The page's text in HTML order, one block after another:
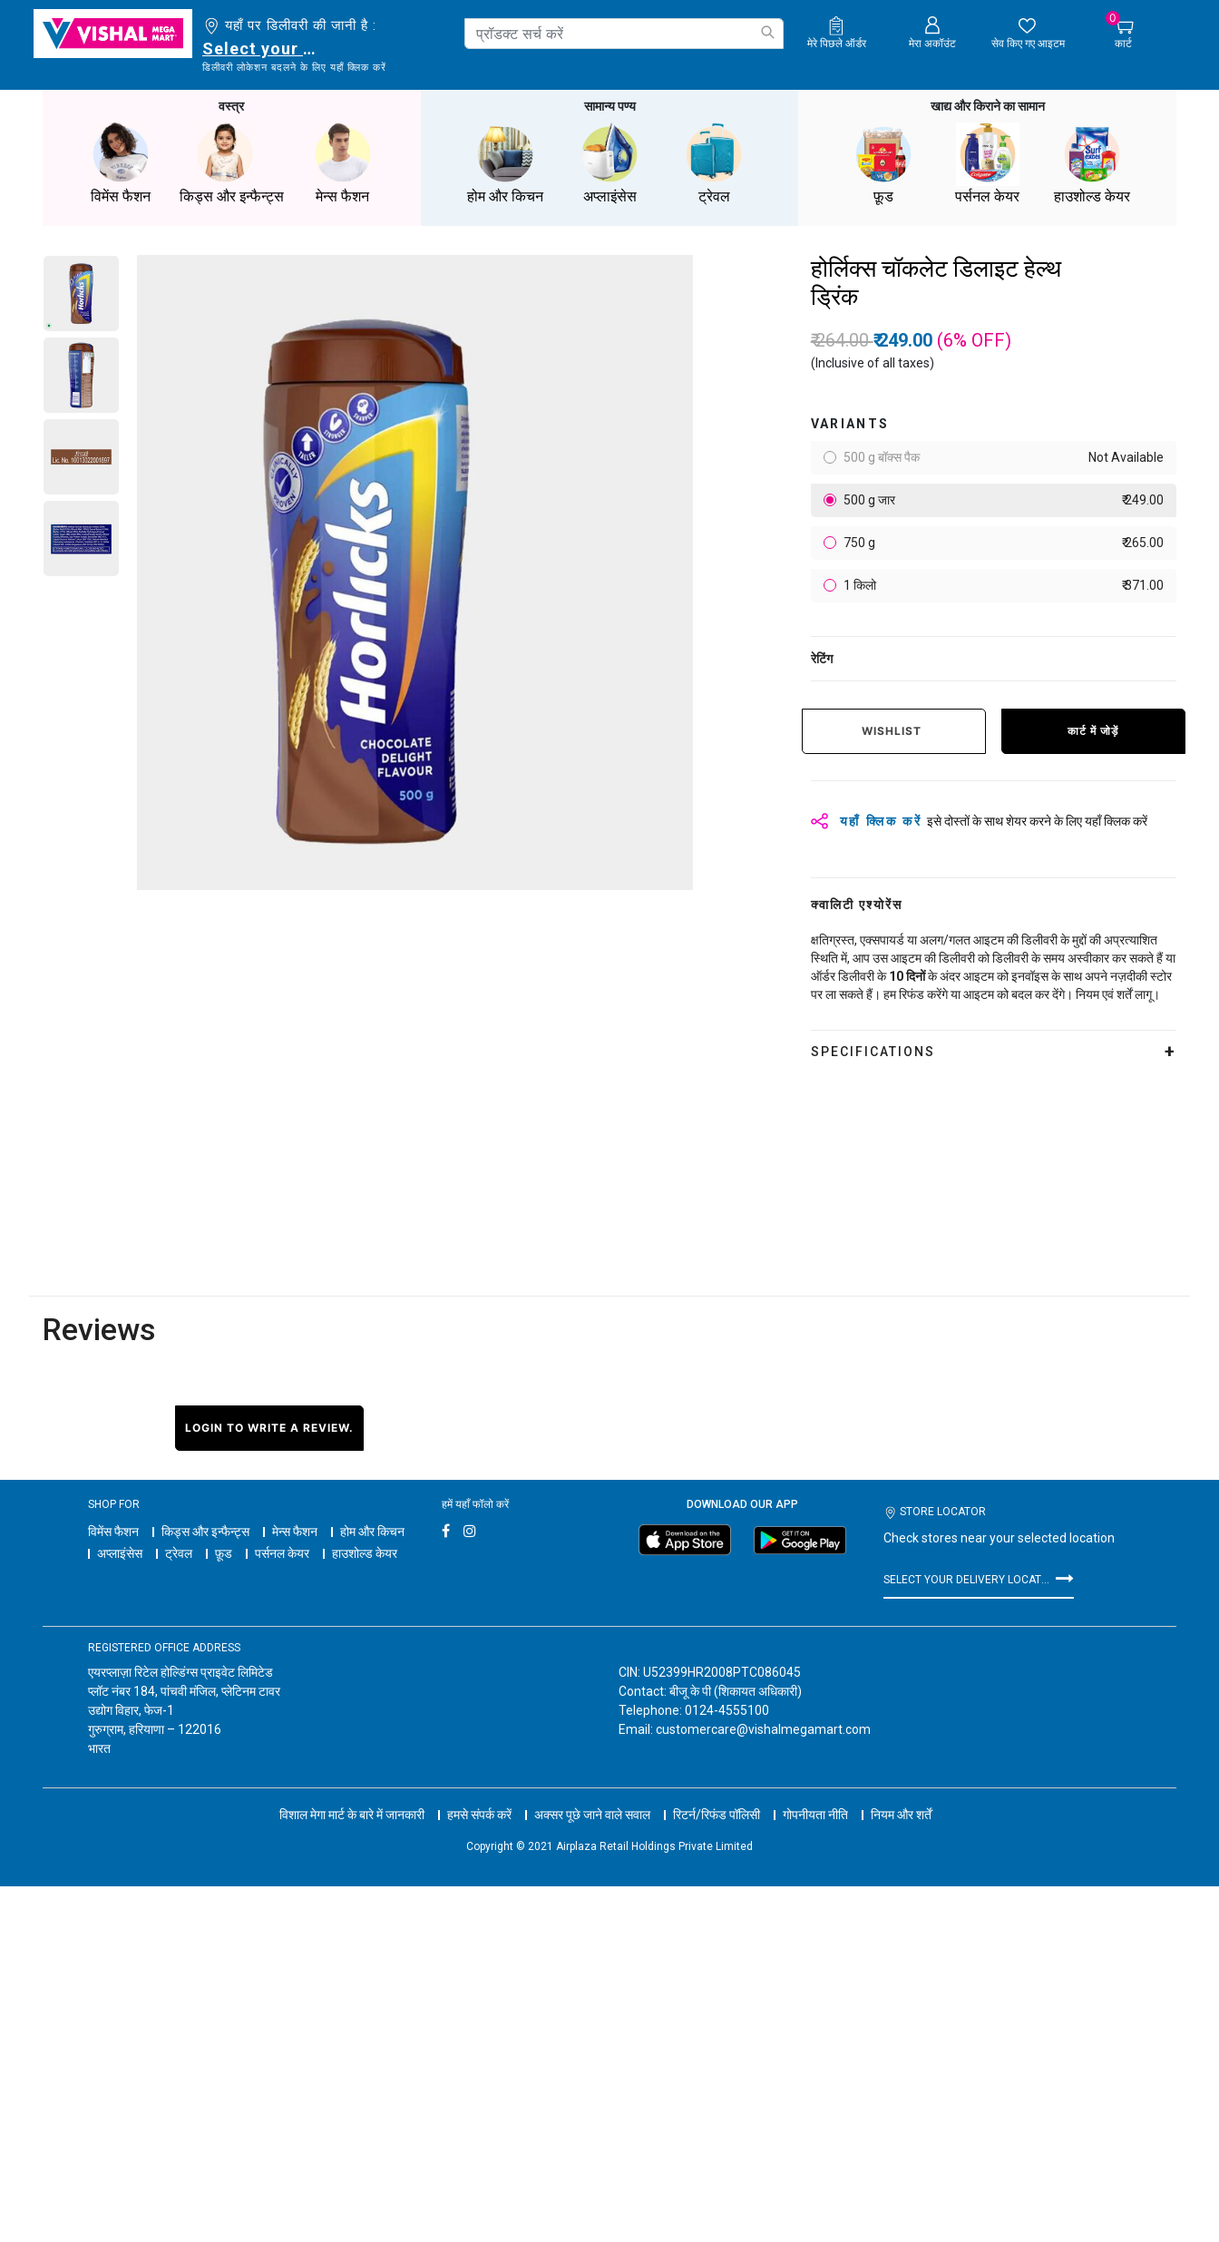
यहाँ पर डिलीवरी की जानी है :
Select your delivery location
डिलीवरी लोकेशन बदलने के लिए यहाँ क्लिक करें
मेरे पिछले ऑर्डर मेरा अकॉउंट सेव किए गए आइटम
0
कार्ट
वस्त्र
विमेंस फैशन किड्स और इन्फैन्ट्स मेन्स फैशन
सामान्य पण्य
होम और किचन अप्लाइंसेस ट्रेवल
खाद्य और किराने का सामान
फ़ूड पर्सनल केयर हाउशोल्ड केयर
होर्लिक्स चॉकलेट डिलाइट हेल्थ
ड्रिंक
Price reduced from
₹ 264.00to
₹ 249.00 (6% OFF)
(Inclusive of all taxes)
VARIANTS
500 g बॉक्स पैक Not Available
500 g जार ₹ 249.00
750 g ₹ 265.00
1 किलो ₹ 371.00
रेटिंग
WISHLIST कार्ट में जोड़ें
यहाँ क्लिक करें इसे दोस्तों के साथ शेयर करने के लिए यहाँ क्लिक करें
क्वालिटी एश्योरेंस
क्षतिग्रस्त, एक्सपायर्ड या अलग/गलत आइटम की डिलीवरी के मुद्दों की अप्रत्याशित
स्थिति में, आप उस आइटम की डिलीवरी को डिलीवरी के समय अस्वीकार कर सकते हैं या
ऑर्डर डिलीवरी के 10दिनोंके अंदर आइटम को इनवॉइस के साथ अपने नज़दीकी स्टोर
पर ला सकते हैं। हम रिफंड करेंगे या आइटम को बदल कर देंगे। नियम एवं शर्तें लागू।
SPECIFICATIONS
Reviews
LOGIN TO WRITE A REVIEW.
SHOP FOR
विमेंस फैशन किड्स और इन्फैन्ट्स मेन्स फैशन
होम और किचन
अप्लाइंसेस
ट्रेवल फ़ूड पर्सनल केयर हाउशोल्ड केयर
हमें यहाँ फॉलो करें DOWNLOAD OUR APP
STORE LOCATOR
Check stores near your selected location
REGISTERED OFFICE ADDRESS
एयरप्लाज़ा रिटेल होल्डिंग्स प्राइवेट लिमिटेड
प्लॉट नंबर 184, पांचवी मंजिल, प्लेटिनम टावर
उद्योग विहार, फेज-1
गुरुग्राम, हरियाणा – 122016
भारत
CIN: U52399HR2008PTC086045
Contact: बीजू के पी (शिकायत अधिकारी)
Telephone: 0124-4555100
Email: customercare@vishalmegamart.com
विशाल मेगा मार्ट के बारे में जानकारी हमसे संपर्क करें अक्सर पूछे जाने वाले सवाल रिटर्न/रिफंड पॉलिसी गोपनीयता नीति नियम और शर्तें
Copyright © 2021 Airplaza Retail Holdings Private Limited